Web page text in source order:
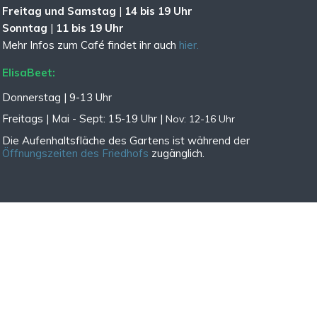
Freitag und Samstag | 14 bis 19 Uhr
Sonntag | 11 bis 19 Uhr
Mehr Infos zum Café findet ihr auch hier.
ElisaBeet:
Donnerstag | 9-13 Uhr
Freitags | Mai - Sept: 15-19 Uhr | Nov: 12-16 Uhr
Die Aufenhaltsfläche des Gartens ist während der
Öffnungszeiten des Friedhofs zugänglich.